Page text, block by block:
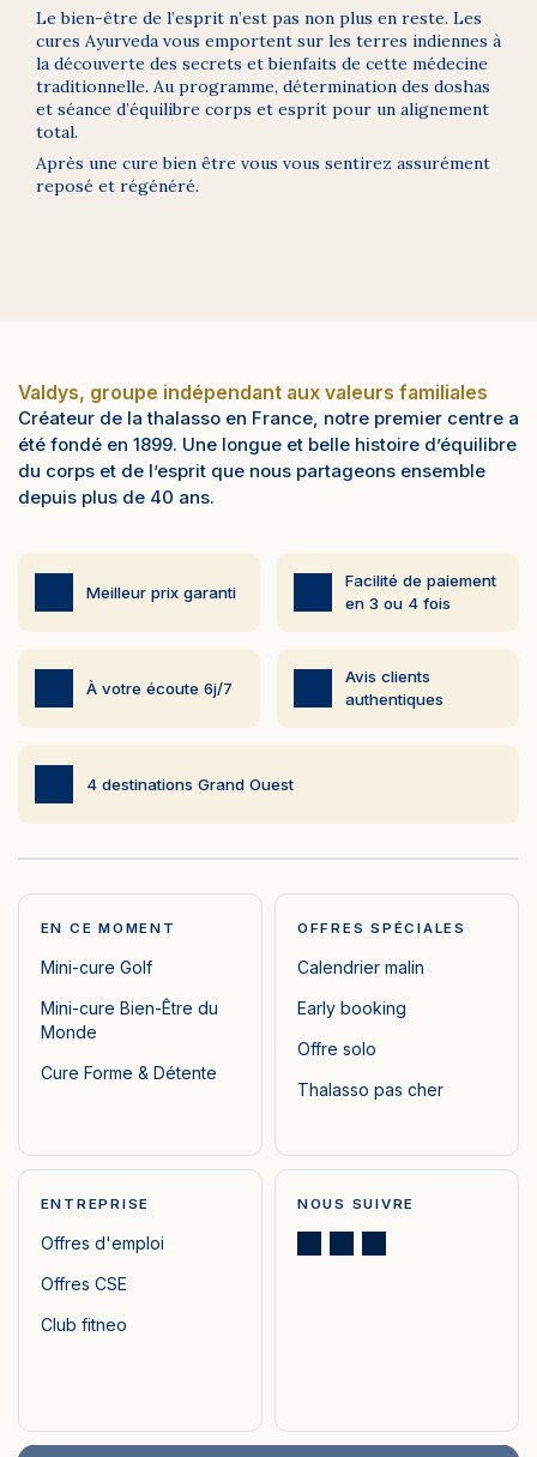
Le bien-être de l’esprit n’est pas non plus en reste. Les
cures Ayurveda vous emportent sur les terres indiennes à
la découverte des secrets et bienfaits de cette médecine
traditionnelle. Au programme, détermination des doshas
et séance d’équilibre corps et esprit pour un alignement
total.
Après une cure bien être vous vous sentirez assurément
reposé et régénéré.
Valdys, groupe indépendant aux valeurs familiales
Créateur de la thalasso en France, notre premier centre a
été fondé en 1899. Une longue et belle histoire d’équilibre
du corps et de l’esprit que nous partageons ensemble
depuis plus de 40 ans.
Meilleur prix garanti
Facilité de paiement
en 3 ou 4 fois
À votre écoute 6j/7
Avis clients
authentiques
4 destinations Grand Ouest
EN CE MOMENT
Mini-cure Golf
Mini-cure Bien-Être du
Monde
Cure Forme & Détente
OFFRES SPÉCIALES
Calendrier malin
Early booking
Offre solo
Thalasso pas cher
ENTREPRISE
Offres d'emploi
Offres CSE
Club fitneo
NOUS SUIVRE